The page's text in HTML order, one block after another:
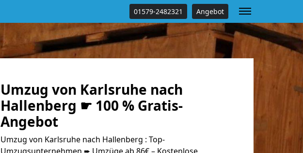
01579-2482321 Angebot
Umzug von Karlsruhe nach
Hallenberg ☛ 100 % Gratis-
Angebot
Umzug von Karlsruhe nach Hallenberg : Top-